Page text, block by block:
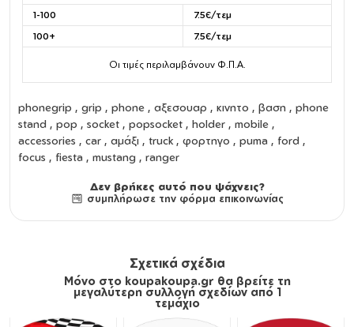
1-100
7.5€/τεμ
100+
7.5€/τεμ
Οι τιμές περιλαμβάνουν Φ.Π.Α.
phonegrip , grip , phone , αξεσουαρ , κινητο , βαση , phone
stand , pop , socket , popsocket , holder , mobile ,
accessories , car , αμάξι , truck , φορτηγο , puma , ford ,
focus , fiesta , mustang , ranger
Δεν βρήκες αυτό που ψάχνεις?
συμπλήρωσε την φόρμα επικοινωνίας
Σχετικά σχέδια
Μόνο στο koupakoupa.gr θα βρείτε τη
μεγαλύτερη συλλογή σχεδίων από 1
τεμάχιο